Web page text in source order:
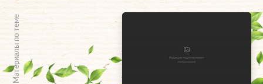
Материалы по теме